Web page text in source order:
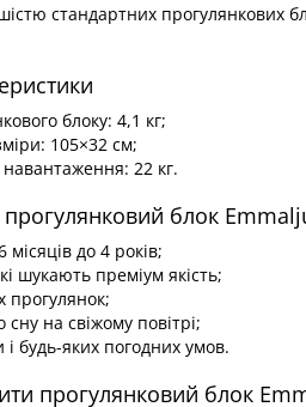
стандартних прогулянкових
блоку: 4,1 кг;
105×32 см;
22 кг.
блок
місяців до 4 років;
шукають преміум якість;
на свіжому повітрі;
і будь-яких погодних умов.
прогулянковий блок